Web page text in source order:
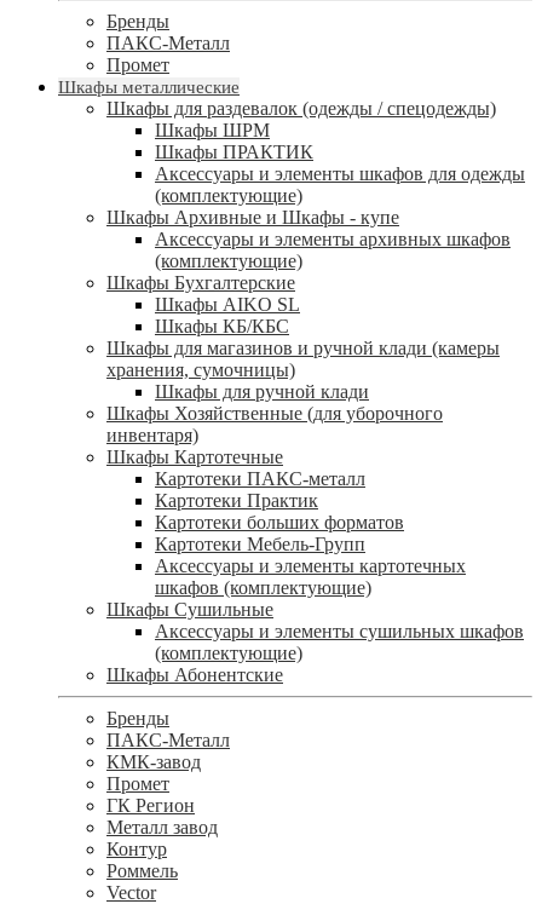
Бренды
ПАКС-Металл
Промет
Шкафы металлические
Шкафы для раздевалок (одежды / спецодежды)
Шкафы ШРМ
Шкафы ПРАКТИК
Аксессуары и элементы шкафов для одежды
(комплектующие)
Шкафы Архивные и Шкафы - купе
Аксессуары и элементы архивных шкафов
(комплектующие)
Шкафы Бухгалтерские
Шкафы AIKO SL
Шкафы КБ/КБС
Шкафы для магазинов и ручной клади (камеры
хранения, сумочницы)
Шкафы для ручной клади
Шкафы Хозяйственные (для уборочного
инвентаря)
Шкафы Картотечные
Картотеки ПАКС-металл
Картотеки Практик
Картотеки больших форматов
Картотеки Мебель-Групп
Аксессуары и элементы картотечных
шкафов (комплектующие)
Шкафы Сушильные
Аксессуары и элементы сушильных шкафов
(комплектующие)
Шкафы Абонентские
Бренды
ПАКС-Металл
КМК-завод
Промет
ГК Регион
Металл завод
Контур
Роммель
Vector